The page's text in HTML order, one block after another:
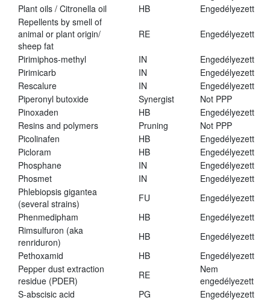
Plant oils / Citronella oil
HB
Engedélyezett
Repellents by smell of
animal or plant origin/
sheep fat
RE Engedélyezett
Pirimiphos-methyl IN
Engedélyezett
Pirimicarb
IN
Engedélyezett
Rescalure
IN
Engedélyezett
Piperonyl butoxide
Synergist
Not PPP
Pinoxaden
HB
Engedélyezett
Resins and polymers
Pruning
Not PPP
Picolinafen
HB
Engedélyezett
Picloram
HB
Engedélyezett
Phosphane
IN
Engedélyezett
Phosmet
IN
Engedélyezett
Phlebiopsis gigantea
(several strains)
FU
Engedélyezett
Phenmedipham
HB
Engedélyezett
Rimsulfuron (aka
renriduron)
HB
Engedélyezett
Pethoxamid
HB
Engedélyezett
Pepper dust extraction
residue (PDER)
RE
Nem
engedélyezett
S-abscisic acid
PG
Engedélyezett